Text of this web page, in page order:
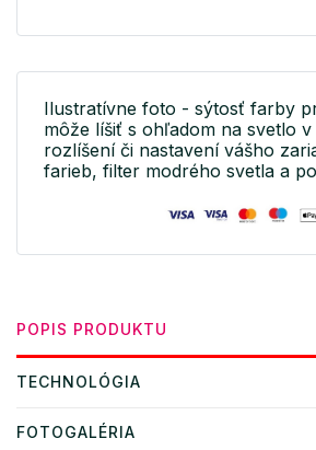
Ilustratívne foto - sýtosť farby
môže líšiť s ohľadom na svetlo v
rozlíšení či nastavení vášho
farieb, filter modrého svetla a
POPIS PRODUKTU
TECHNOLÓGIA
FOTOGALÉRIA